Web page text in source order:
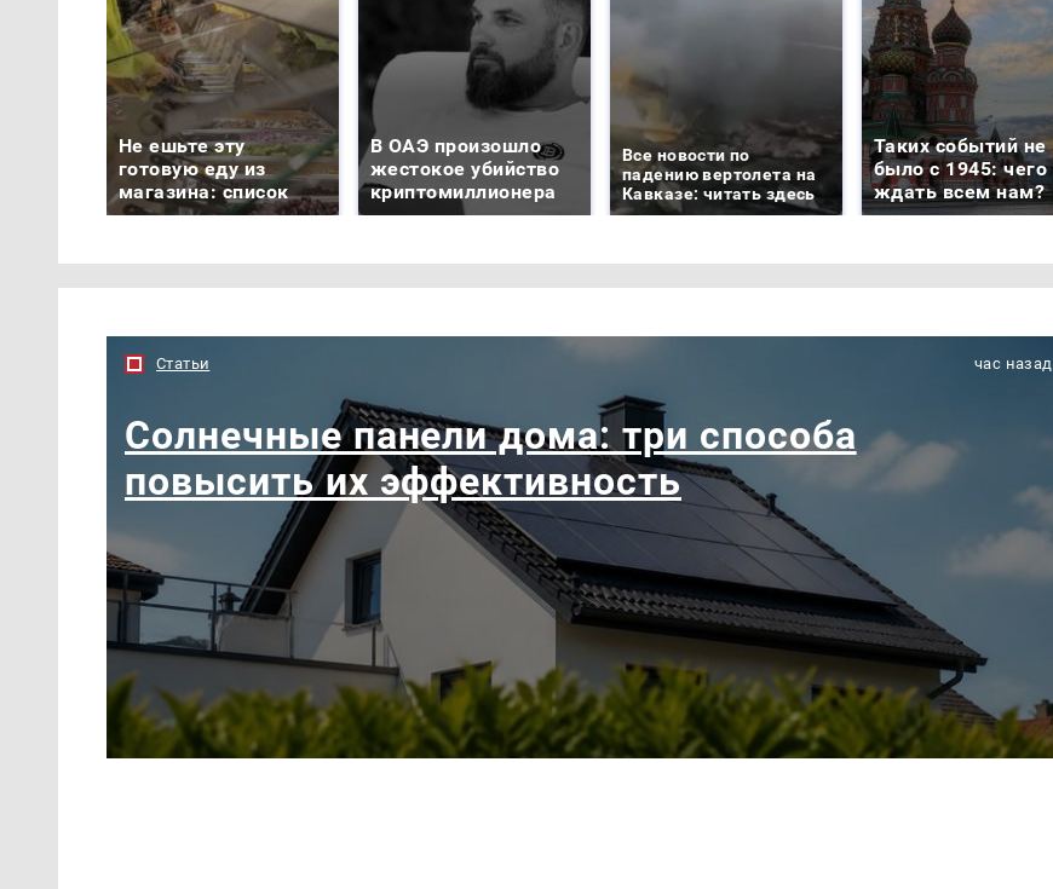
Не ешьте эту
готовую еду из
магазина: список
В ОАЭ произошло
жестокое убийство
криптомиллионера
Все новости по
падению вертолета на
Кавказе: читать здесь
Таких событий не
было с 1945: чего
ждать всем нам?
Статьи час назад
Солнечные панели дома: три способа
повысить их эффективность